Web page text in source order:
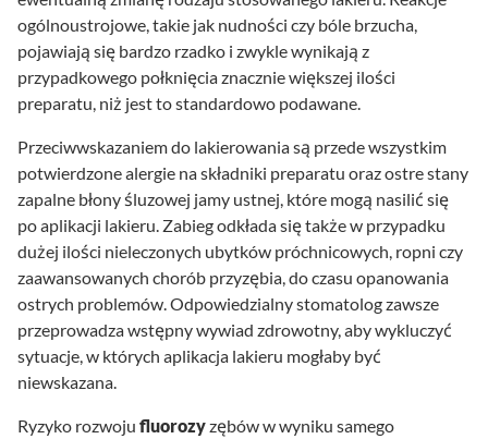
ogólnoustrojowe, takie jak nudności czy bóle brzucha,
pojawiają się bardzo rzadko i zwykle wynikają z
przypadkowego połknięcia znacznie większej ilości
preparatu, niż jest to standardowo podawane.
Przeciwwskazaniem do lakierowania są przede wszystkim
potwierdzone alergie na składniki preparatu oraz ostre stany
zapalne błony śluzowej jamy ustnej, które mogą nasilić się
po aplikacji lakieru. Zabieg odkłada się także w przypadku
dużej ilości nieleczonych ubytków próchnicowych, ropni czy
zaawansowanych chorób przyzębia, do czasu opanowania
ostrych problemów. Odpowiedzialny stomatolog zawsze
przeprowadza wstępny wywiad zdrowotny, aby wykluczyć
sytuacje, w których aplikacja lakieru mogłaby być
niewskazana.
Ryzyko rozwoju fluorozyzębów w wyniku samego